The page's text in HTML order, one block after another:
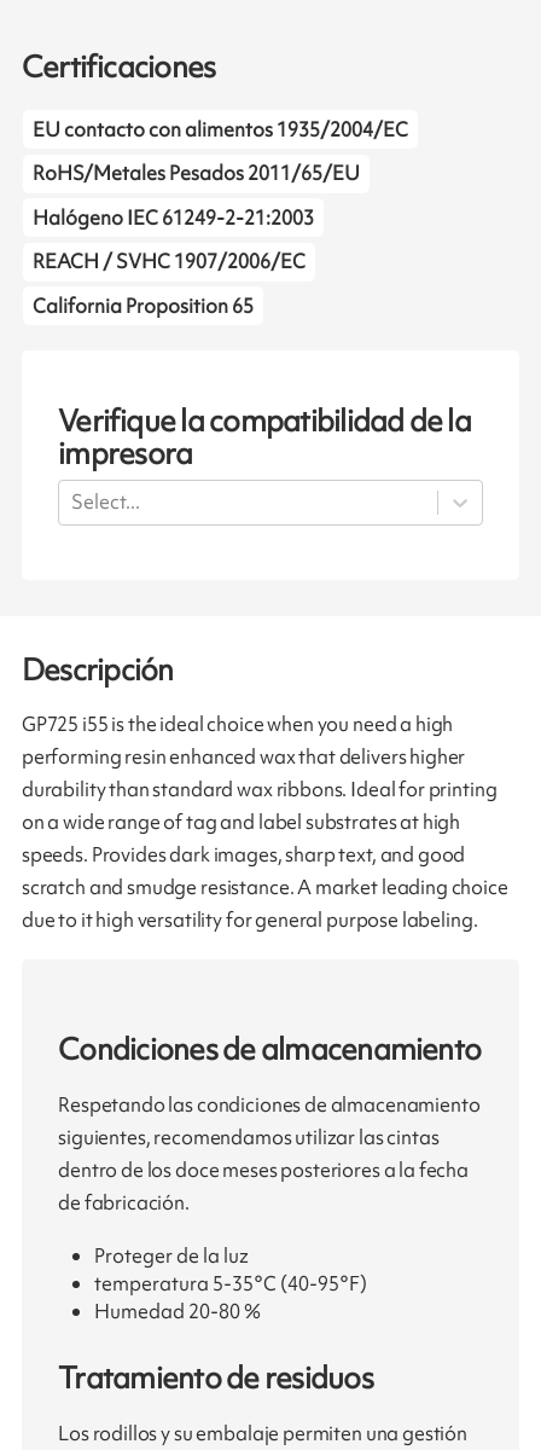
Certificaciones
EU contacto con alimentos 1935/2004/EC
RoHS/Metales Pesados 2011/65/EU
Halógeno IEC 61249-2-21:2003
REACH / SVHC 1907/2006/EC
California Proposition 65
Verifique la compatibilidad de la
impresora
Select...
Descripción
GP725 i55 is the ideal choice when you need a high
performing resin enhanced wax that delivers higher
durability than standard wax ribbons. Ideal for printing
on a wide range of tag and label substrates at high
speeds. Provides dark images, sharp text, and good
scratch and smudge resistance. A market leading choice
due to it high versatility for general purpose labeling.
Condiciones de almacenamiento
Respetando las condiciones de almacenamiento
siguientes, recomendamos utilizar las cintas
dentro de los doce meses posteriores a la fecha
de fabricación.
Proteger de la luz
temperatura 5-35°C (40-95°F)
Humedad 20-80 %
Tratamiento de residuos
Los rodillos y su embalaje permiten una gestión